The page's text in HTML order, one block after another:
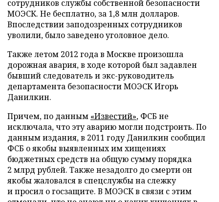
сотрудников службы собственной безопасности
МОЭСК. Не бесплатно, за 1,8 млн долларов.
Впоследствии заподозренных сотрудников
уволили, было заведено уголовное дело.
Также летом 2012 года в Москве произошла
дорожная авария, в ходе которой был задавлен
бывший следователь и экс-руководитель
департамента безопасности МОЭСК Игорь
Данилкин.
Причем, по данным «Известий», ФСБ не
исключала, что эту аварию могли подстроить. По
данным издания, в 2011 году Данилкин сообщил
ФСБ о якобы выявленных им хищениях
бюджетных средств на общую сумму порядка
2 млрд рублей. Также незадолго до смерти он
якобы жаловался в спецслужбы на слежку
и просил о госзащите. В МОЭСК в связи с этим